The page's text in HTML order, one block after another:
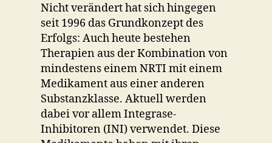
Nicht verändert hat sich hingegen
seit 1996 das Grundkonzept des
Erfolgs: Auch heute bestehen
Therapien aus der Kombination von
mindestens einem NRTI mit einem
Medikament aus einer anderen
Substanzklasse. Aktuell werden
dabei vor allem Integrase-
Inhibitoren (INI) verwendet. Diese